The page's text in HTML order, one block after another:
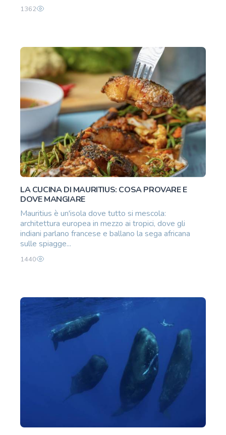
1362
LA CUCINA DI MAURITIUS: COSA PROVARE E
DOVE MANGIARE
Mauritius è un'isola dove tutto si mescola:
architettura europea in mezzo ai tropici, dove gli
indiani parlano francese e ballano la sega africana
sulle spiagge...
1440